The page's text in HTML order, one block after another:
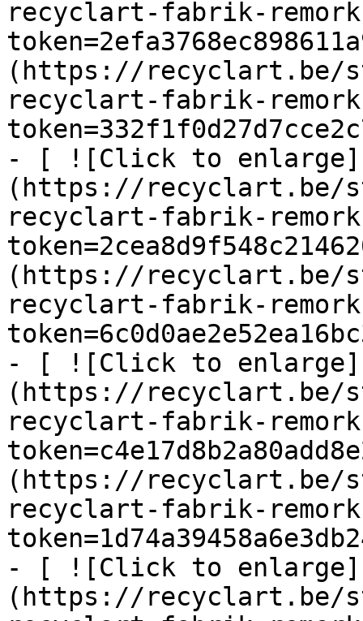
recyclart-fabrik-
(https://recyclart.be/
recyclart-fabrik-
- [ ![Click to enlarge]
(https://recyclart.be/
recyclart-fabrik-
(https://recyclart.be/
recyclart-fabrik-
- [ ![Click to enlarge]
(https://recyclart.be/
recyclart-fabrik-
(https://recyclart.be/
recyclart-fabrik-
- [ ![Click to enlarge]
(https://recyclart.be/